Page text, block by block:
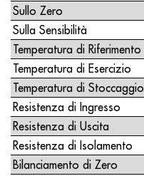
Sullo Zero
Sulla Sensibilità
Temperatura di Riferimento
Temperatura di Esercizio
Temperatura di Stoccaggio
Resistenza di Ingresso
Resistenza di Uscita
Resistenza di Isolamento
Bilanciamento di Zero